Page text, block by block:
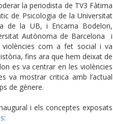
la periodista de TV3 Fàtima
de Psicologia de la Universitat
de la UB, i Encarna Bodelon,
Autònoma de Barcelona i
violències com a fet social i va
fins ara que hem deixat de
es va centrar en les violències
va mostrar critica amb l’actual
de gènere.
i els conceptes exposats
: